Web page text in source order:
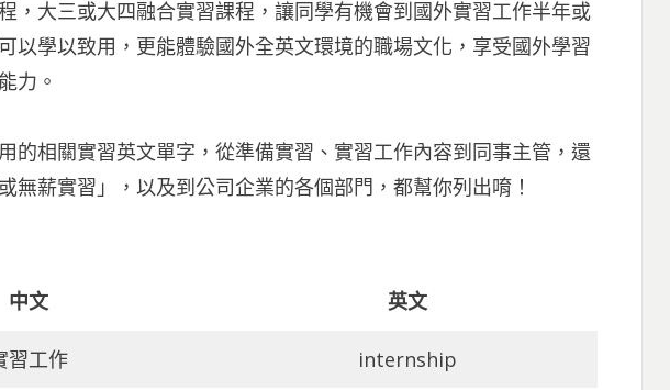
，大三或大四融合實習課程，讓同學有機會到國外實習工作半年或
以學以致用，更能體驗國外全英文環境的職場文化，享受國外學習
力。
的相關實習英文單字，從準備實習、實習工作內容到同事主管，還
無薪實習」，以及到公司企業的各個部門，都幫你列出唷！
中文 英文
習工作 internship